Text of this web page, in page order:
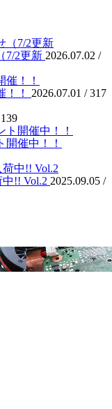
7/2更新 2026.07.02 /
！！ 2026.07.01 /317
139
開催中！！
!! Vol.2 2025.09.05 /